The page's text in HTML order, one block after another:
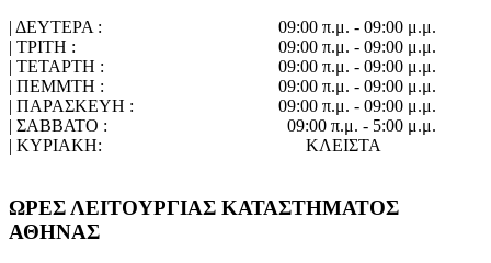
| ΔΕΥΤΕΡΑ :
09:00 π.μ. - 09:00 μ.μ.
| ΤΡΙΤΗ :
09:00 π.μ. - 09:00 μ.μ.
| ΤΕΤΑΡΤΗ :
09:00 π.μ. - 09:00 μ.μ.
| ΠΕΜΜΤΗ :
09:00 π.μ. - 09:00 μ.μ.
| ΠΑΡΑΣΚΕΥΗ :
09:00 π.μ. - 09:00 μ.μ.
| ΣΑΒΒΑΤΟ :
09:00 π.μ. - 5:00 μ.μ.
| ΚΥΡΙΑΚΗ:
ΚΛΕΙΣΤΑ
ΩΡΕΣ ΛΕΙΤΟΥΡΓΙΑΣ ΚΑΤΑΣΤΗΜΑΤΟΣ
ΑΘΗΝΑΣ